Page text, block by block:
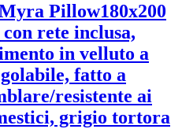
Pillow180x200
rete inclusa,
in velluto a
fatto a
resistente ai
grigio tortora